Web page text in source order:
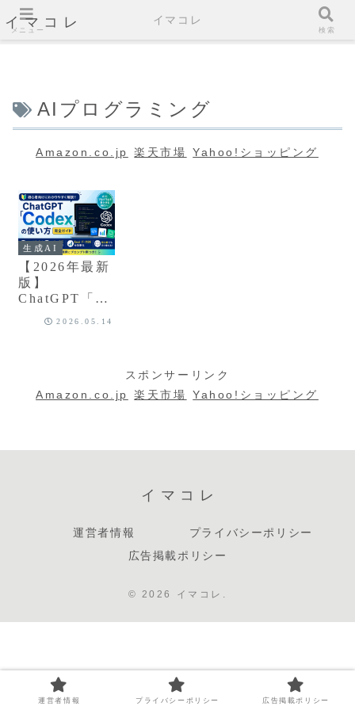
イマコレ
AIプログラミング
Amazon.co.jp 楽天市場 Yahoo!ショッピング
生成AI
【2026年最新
版】
ChatGPT「Co
せる時代へ
2026.05.14
スポンサーリンク
Amazon.co.jp
楽天市場 Yahoo!ショッピング
イマコレ
運営者情報
プライバシーポリシー
広告掲載ポリシー
© 2026 イマコレ.
メニュー
イマコレ
検索
運営者情報 プライバシーポリシー 広告掲載ポリシー